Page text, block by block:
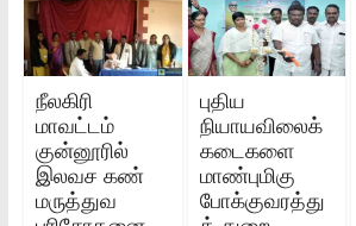
நீலகிரி
மாவட்டம்
குன்னூரில்
இலவச கண்
மருத்துவ
புதிய
நியாயவிலைக்
கடைகளை
மாண்புமிகு
போக்குவரத்து